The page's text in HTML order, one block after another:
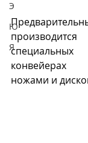
Э
Ю
Я
конвейерах
ножами и